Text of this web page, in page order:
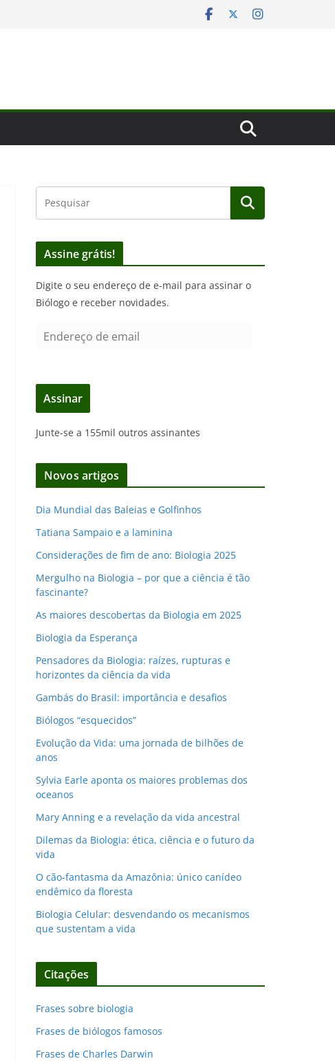
Assine grátis!
Digite o seu endereço de e-mail para assinar o
Biólogo e receber novidades.
e
e
ç
d
e
a
i
Assinar
Junte-se a 155mil outros assinantes
Novos artigos
Dia Mundial das Baleias e Golfinhos
Tatiana Sampaio e a laminina
Considerações de fim de ano: Biologia 2025
Mergulho na Biologia – por que a ciência é tão
fascinante?
As maiores descobertas da Biologia em 2025
Biologia da Esperança
Pensadores da Biologia: raízes, rupturas e
horizontes da ciência da vida
Gambás do Brasil: importância e desafios
Biólogos “esquecidos”
Evolução da Vida: uma jornada de bilhões de
anos
Sylvia Earle aponta os maiores problemas dos
oceanos
Mary Anning e a revelação da vida ancestral
Dilemas da Biologia: ética, ciência e o futuro da
vida
O cão-fantasma da Amazônia: único canídeo
endêmico da floresta
Biologia Celular: desvendando os mecanismos
que sustentam a vida
Citações
Frases sobre biologia
Frases de biólogos famosos
Frases de Charles Darwin